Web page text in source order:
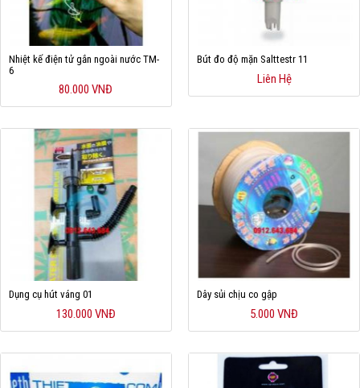
Nhiệt kế điện tử gắn ngoài nước TM-
6
80.000 VNĐ
Bút đo độ mặn Salttestr 11
Liên Hệ
Dụng cụ hút váng 01
130.000 VNĐ
Dây sủi chịu co gập
5.000 VNĐ